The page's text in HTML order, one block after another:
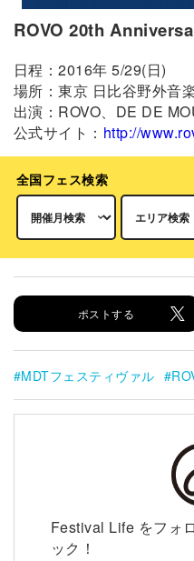
ROVO 20th
日程：2016年 5/29(日)
場所：東京 日比谷野外音
出演：ROVO、DE DE
公式サイト： http://
全国フェス検索
ポストする
MDTフェスティヴァル
Festival Life をフォ
ック！